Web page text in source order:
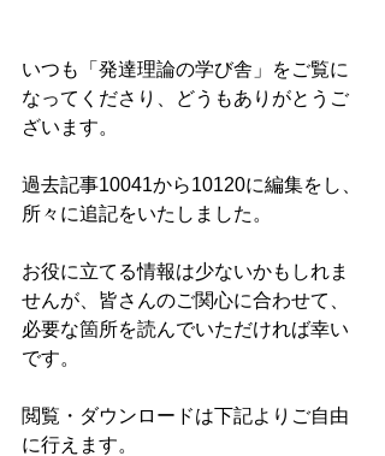
いつも「発達理論の学び舎」をご覧に
なってくださり、どうもありがとうご
ざいます。
過去記事10041から10120に編集をし、
所々に追記をいたしました。
お役に立てる情報は少ないかもしれま
せんが、皆さんのご関心に合わせて、
必要な箇所を読んでいただければ幸い
です。
閲覧・ダウンロードは下記よりご自由
に行えます。